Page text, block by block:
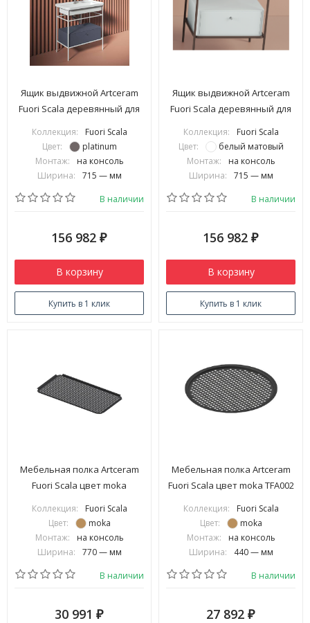
Ящик выдвижной Artceram
Fuori Scala деревянный для
цвет platinum ACM040 52
Коллекция:
Fuori Scala
Цвет:
platinum
Монтаж:
на консоль
Ширина:
715 — мм
В наличии
156 982 ₽
В корзину
Купить в 1 клик
Ящик выдвижной Artceram
Fuori Scala деревянный для
цвет белый матовый ACM040
05
Коллекция:
Fuori Scala
Цвет:
белый матовый
Монтаж:
на консоль
Ширина:
715 — мм
В наличии
156 982 ₽
В корзину
Купить в 1 клик
Мебельная полка Artceram
Fuori Scala цвет moka
консоли 800 мм TFA008 56
Коллекция:
Fuori Scala
Цвет:
moka
Монтаж:
на консоль
Ширина:
770 — мм
В наличии
30 991 ₽
Мебельная полка Artceram
Fuori Scala цвет moka TFA002
Коллекция:
Fuori Scala
Цвет:
moka
Монтаж:
на консоль
Ширина:
440 — мм
В наличии
27 892 ₽